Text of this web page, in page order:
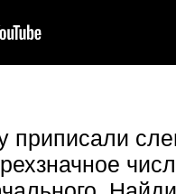
приписали